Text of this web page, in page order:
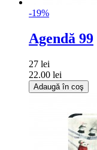
-19%
Agendă 99
27 lei
22.00 lei
Adaugă în coş